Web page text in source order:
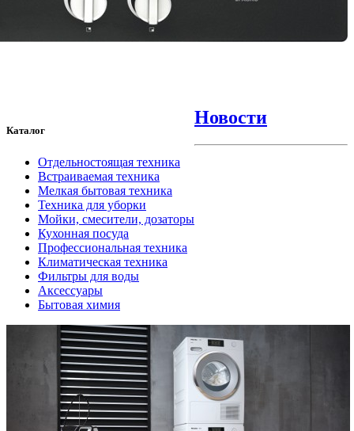
Каталог
Отдельностоящая техника
Встраиваемая техника
Мелкая бытовая техника
Техника для уборки
Мойки, смесители, дозаторы
Кухонная посуда
Профессиональная техника
Климатическая техника
Фильтры для воды
Аксессуары
Бытовая химия
Новости